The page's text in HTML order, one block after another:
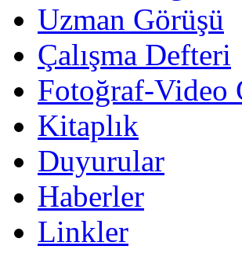
Uzman Görüşü
Çalışma Defteri
Fotoğraf-Video
Kitaplık
Duyurular
Haberler
Linkler